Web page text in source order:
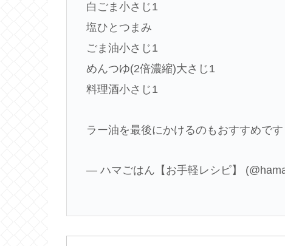
白ごま小さじ1
塩ひとつまみ
ごま油小さじ1
めんつゆ(2倍濃縮)大さじ1
料理酒小さじ1
ラー油を最後にかけるのもおすすめで
— ハマごはん【お手軽レシピ】